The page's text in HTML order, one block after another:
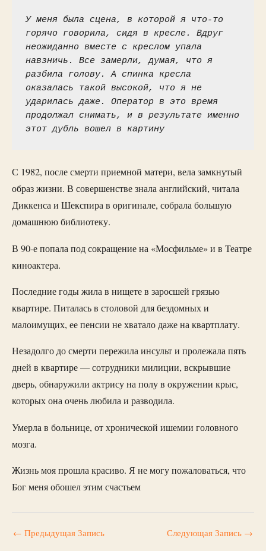
У меня была сцена, в которой я что-то
горячо говорила, сидя в кресле. Вдруг
неожиданно вместе с креслом упала
навзничь. Все замерли, думая, что я
разбила голову. А спинка кресла
оказалась такой высокой, что я не
ударилась даже. Оператор в это время
продолжал снимать, и в результате именно
этот дубль вошел в картину
С 1982, после смерти приемной матери, вела замкнутый
образ жизни. В совершенстве знала английский, читала
Диккенса и Шекспира в оригинале, собрала большую
домашнюю библиотеку.
В 90-е попала под сокращение на «Мосфильме» и в Театре
киноактера.
Последние годы жила в нищете в заросшей грязью
квартире. Питалась в столовой для бездомных и
малоимущих, ее пенсии не хватало даже на квартплату.
Незадолго до смерти пережила инсульт и пролежала пять
дней в квартире — сотрудники милиции, вскрывшие
дверь, обнаружили актрису на полу в окружении крыс,
которых она очень любила и разводила.
Умерла в больнице, от хронической ишемии головного
мозга.
Жизнь моя прошла красиво. Я не могу пожаловаться, что
Бог меня обошел этим счастьем
← Предыдущая Запись Следующая Запись →